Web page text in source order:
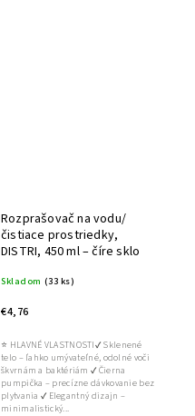
Rozprašovač na vodu/
čistiace prostriedky,
DISTRI, 450 ml – číre sklo
Skladom (33 ks)
€4,76
⭐ HLAVNÉ VLASTNOSTI✔ Sklenené
telo – ľahko umývateľné, odolné voči
škvrnám a baktériám ✔ Čierna
pumpička – precízne dávkovanie bez
plytvania ✔ Elegantný dizajn –
minimalistický...